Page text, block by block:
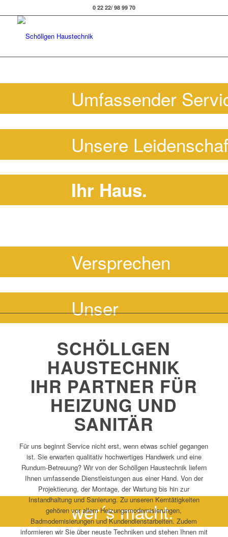
0 22 22/ 98 99 70
Umfassender
Unsere
Ihr Haus.
Versprechen
Unser
wer´s macht.
SCHÖLLGEN
HAUSTECHNIK
IHR PARTNER FÜR
HEIZUNG UND
SANITÄR
Für uns beginnt Service nicht erst, wenn etwas schief gegangen
ist. Sie erwarten qualitativ hochwertiges Handwerk und eine
Rundum-Betreuung? Wir von der Schöllgen Haustechnik liefern
Ihnen umfassende Dienstleistungen aus einer Hand. Von der
Projektierung, der Montage, der Wartung bis hin zur
Instandhaltung und Sanierung. Zu unseren Kerntätigkeiten
gehören vor allem Heizungsmodernisierungen,
Badmodernisierungen und Kundendienstarbeiten. Zudem
informieren wir Sie über neuste Techniken und stehen Ihnen mit